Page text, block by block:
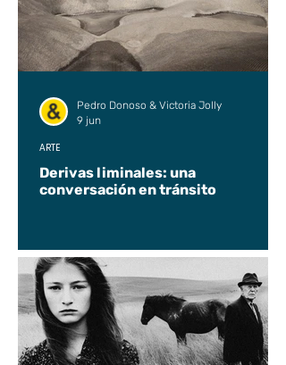
Derivas liminales: una
conversación en tránsito
ARTE
Pedro Donoso & Victoria Jolly
9 jun